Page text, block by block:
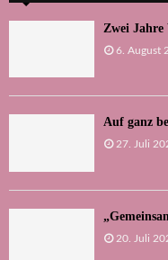
Zwei Jahre
6. August
Auf ganz
27. Juli
20. Juli